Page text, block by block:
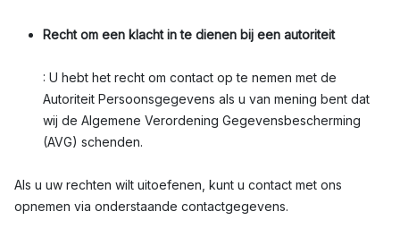
Recht om een klacht in te dienen bij een autoriteit
: U hebt het recht om contact op te nemen met de
Autoriteit Persoonsgegevens als u van mening bent dat
wij de Algemene Verordening Gegevensbescherming
(AVG) schenden.
Als u uw rechten wilt uitoefenen, kunt u contact met ons
opnemen via onderstaande contactgegevens.